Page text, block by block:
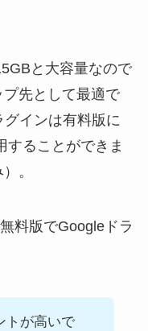
と大容量なので
先として最適で
インは有料版に
することができま
。
料版でGoogleドラ
トが高いで